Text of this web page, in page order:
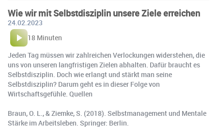
Wie wir mit Selbstdisziplin unsere Ziele erreichen
24.02.2023
18 Minuten
Jeden Tag müssen wir zahlreichen Verlockungen widerstehen, die
uns von unseren langfristigen Zielen abhalten. Dafür braucht es
Selbstdisziplin. Doch wie erlangt und stärkt man seine
Selbstdisziplin? Darum geht es in dieser Folge von
Wirtschaftsgefühle. Quellen
Braun, O. L., & Ziemke, S. (2018). Selbstmanagement und Mentale
Stärke im Arbeitsleben. Springer: Berlin.